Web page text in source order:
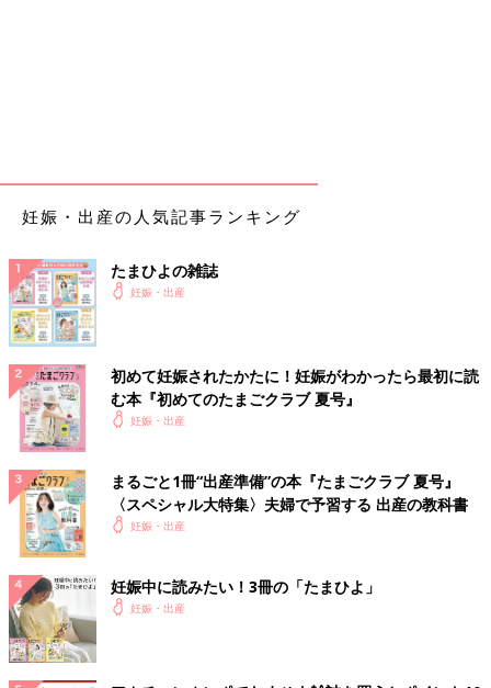
妊娠・出産の人気記事ランキング
たまひよの雑誌
妊娠・出産
初めて妊娠されたかたに！妊娠がわかったら最初に読
む本『初めてのたまごクラブ 夏号』
妊娠・出産
まるごと1冊“出産準備”の本『たまごクラブ 夏号』
〈スペシャル大特集〉夫婦で予習する 出産の教科書
妊娠・出産
妊娠中に読みたい！3冊の「たまひよ」
妊娠・出産